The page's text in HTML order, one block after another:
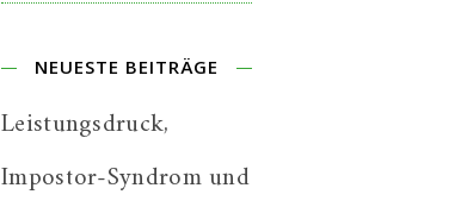
NEUESTE BEITRÄGE
Leistungsdruck,
Impostor-Syndrom und